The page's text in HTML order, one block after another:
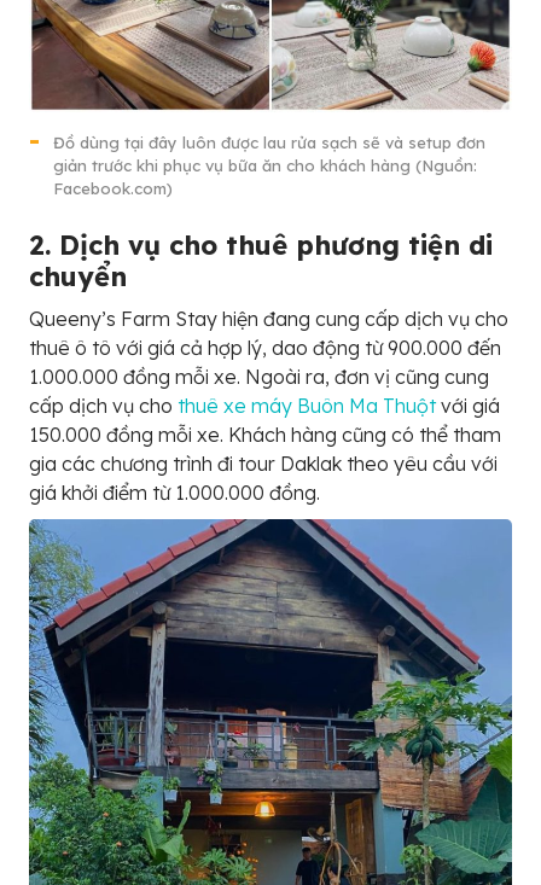
Đồ dùng tại đây luôn được lau rửa sạch sẽ và setup đơn
giản trước khi phục vụ bữa ăn cho khách hàng (Nguồn:
Facebook.com)
2. Dịch vụ cho thuê phương tiện di
chuyển
Queeny’s Farm Stay hiện đang cung cấp dịch vụ cho
thuê ô tô với giá cả hợp lý, dao động từ 900.000 đến
1.000.000 đồng mỗi xe. Ngoài ra, đơn vị cũng cung
cấp dịch vụ cho thuê xe máy Buôn Ma Thuộtvới giá
150.000 đồng mỗi xe. Khách hàng cũng có thể tham
gia các chương trình đi tour Daklak theo yêu cầu với
giá khởi điểm từ 1.000.000 đồng.